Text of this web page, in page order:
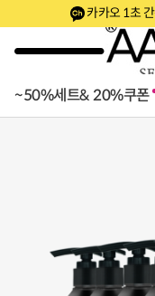
카카오 1초
~50%세트& 20%쿠폰